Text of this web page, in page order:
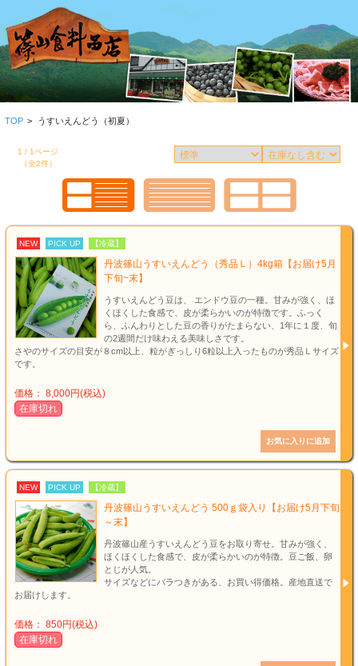
TOP > うすいえんどう（初夏）
1 / 1ページ
（全2件）
NEW PICK UP 【冷蔵】
丹波篠山うすいえんどう（秀品Ｌ）4kg箱【お届け5月
下旬~末】
うすいえんどう豆は、 エンドウ豆の一種。甘みが強く、ほ
くほくした食感で、皮が柔らかいのが特徴です。ふっく
ら、ふんわりとした豆の香りがたまらない、1年に１度、旬
の2週間だけ味わえる美味しさです。
さやのサイズの目安が８cm以上、粒がぎっしり6粒以上入ったものが秀品Ｌサイズ
です。
価格： 8,000円(税込)
在庫切れ
NEW PICK UP 【冷蔵】
丹波篠山うすいえんどう 500ｇ袋入り【お届け5月下旬
～末】
丹波篠山産うすいえんどう豆をお取り寄せ。甘みが強く、
ほくほくした食感で、皮が柔らかいのが特徴。豆ご飯、卵
とじが人気。
サイズなどにバラつきがある、お買い得価格。産地直送で
お届けします。
価格： 850円(税込)
在庫切れ